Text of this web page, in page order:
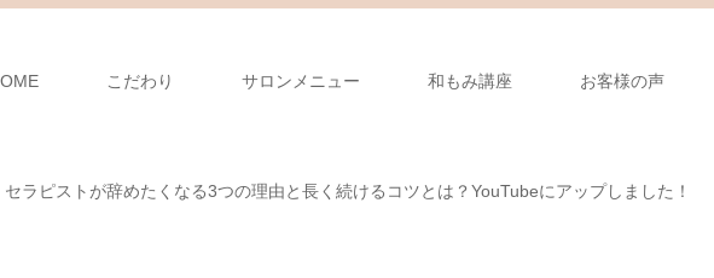
こだわり サロンメニュー 和もみ講座 お客様の声
セラピストが辞めたくなる3つの理由と長く続けるコツとは？YouTubeにアップしました！